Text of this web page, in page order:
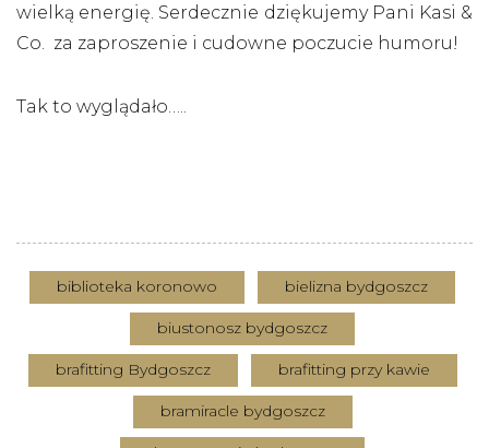
wielką energię. Serdecznie dziękujemy Pani Kasi &
Co. za zaproszenie i cudowne poczucie humoru!
Tak to wyglądało…..
biblioteka koronowo bielizna bydgoszcz
biustonosz bydgoszcz
brafitting Bydgoszcz brafitting przy kawie
bramiracle bydgoszcz